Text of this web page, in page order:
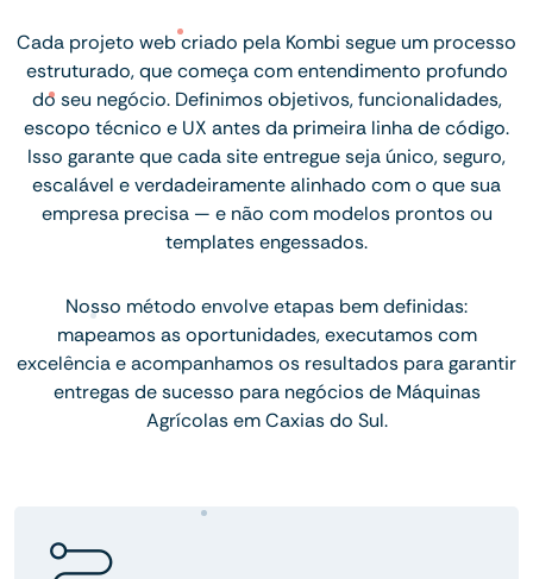
Cada projeto web criado pela Kombi segue um processo
estruturado, que começa com entendimento profundo
do seu negócio. Definimos objetivos, funcionalidades,
escopo técnico e UX antes da primeira linha de código.
Isso garante que cada site entregue seja único, seguro,
escalável e verdadeiramente alinhado com o que sua
empresa precisa — e não com modelos prontos ou
templates engessados.
Nosso método envolve etapas bem definidas:
mapeamos as oportunidades, executamos com
excelência e acompanhamos os resultados para garantir
entregas de sucesso para negócios de Máquinas
Agrícolas em Caxias do Sul.